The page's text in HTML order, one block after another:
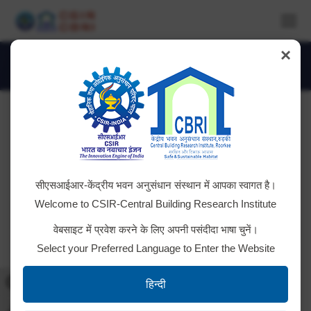
DSC_4129
You are here:
×
सीएसआईआर-केंद्रीय भवन अनुसंधान संस्थान में आपका स्वागत है।
Welcome to CSIR-Central Building Research Institute
वेबसाइट में प्रवेश करने के लिए अपनी पसंदीदा भाषा चुनें।
Select your Preferred Language to Enter the Website
हिन्दी